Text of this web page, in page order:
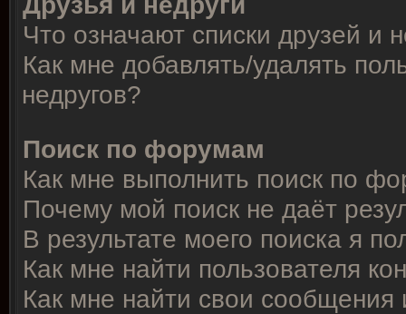
Что означают списки друзей и
Как мне добавлять/удалять
недругов?
Поиск по форумам
Как мне выполнить поиск по
Почему мой поиск не даёт
В результате моего поиска я
Как мне найти пользователя
Как мне найти свои